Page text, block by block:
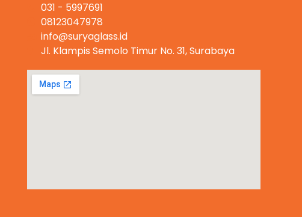
031 - 5997691
08123047978
info@suryaglass.id
Jl. Klampis Semolo Timur No. 31, Surabaya